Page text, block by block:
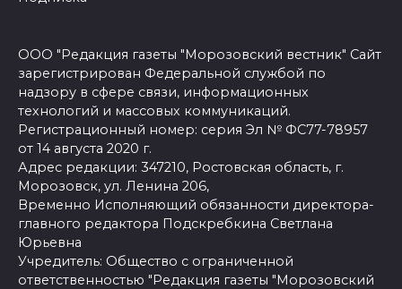
ООО "Редакция газеты "Морозовский вестник" Сайт
зарегистрирован Федеральной службой по
надзору в сфере связи, информационных
технологий и массовых коммуникаций.
Регистрационный номер: серия Эл № ФС77-78957
от 14 августа 2020 г.
Адрес редакции: 347210, Ростовская область, г.
Морозовск, ул. Ленина 206,
Временно Исполняющий обязанности директора-
главного редактора Подскребкина Светлана
Юрьевна
Учредитель: Общество с ограниченной
ответственностью "Редакция газеты "Морозовский